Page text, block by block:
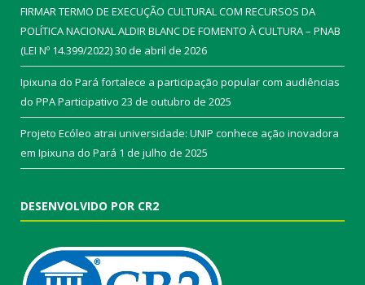
FIRMAR TERMO DE EXECUÇÃO CULTURAL COM RECURSOS DA
POLÍTICA NACIONAL ALDIR BLANC DE FOMENTO À CULTURA – PNAB
(LEI Nº 14.399/2022)30 de abril de 2026
Ipixuna do Pará fortalece a participação popular com audiências
do PPA Participativo 23 de outubro de 2025
Projeto Ecóleo atrai universidade: UNIP conhece ação inovadora
em Ipixuna do Pará 1 de julho de 2025
DESENVOLVIDO POR CR2